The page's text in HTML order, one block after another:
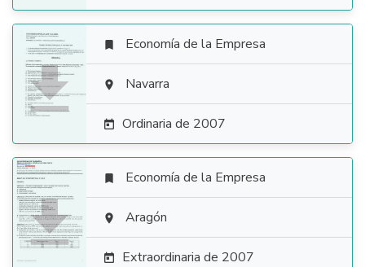

 Economía de la Empresa
 Navarra
 Ordinaria de 2007

 Economía de la Empresa
 Aragón
 Extraordinaria de 2007